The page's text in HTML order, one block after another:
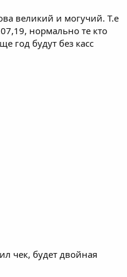
великий и могучий. Т.е
нормально те кто
год будут без касс
чек, будет двойная